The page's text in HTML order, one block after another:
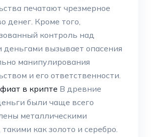
печатают чрезмерное
денег. Кроме того,
контроль над
вызывает опасения
манипулирования
и его ответственности.
в крипте В древние
были чаще всего
металлическими
как золото и серебро.